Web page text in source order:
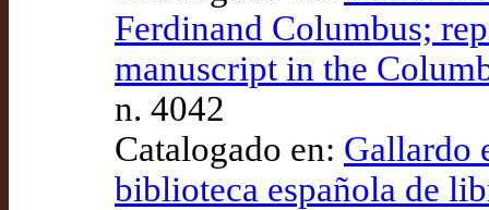
Ferdinand Columbus;
manuscript in the
n. 4042
Catalogado en: Gallardo
biblioteca española de